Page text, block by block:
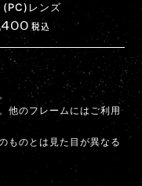
(PC)レンズ
税込
他のフレームにはご利用
ものとは見た目が異なる